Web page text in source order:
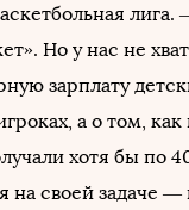
Но у нас не
зарплату
а о том,
хотя бы по
на своей задаче —